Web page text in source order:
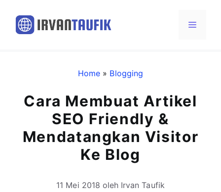
Menu
Home » Blogging
Cara Membuat Artikel
SEO Friendly &
Mendatangkan Visitor
Ke Blog
11 Mei 2018 oleh Irvan Taufik